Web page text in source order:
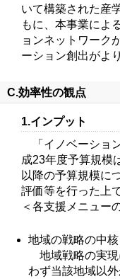
いて構築された産
もに、本事業によ
ョンネットワーク
ーション創出がよ
C.効率性の観点
1.インプット
「イノベーショ
成23年度予算規模
以降の予算規模に
評価等を行った上
＜各支援メニュー
地域の戦略の中
地域戦略の実現
わず当該地域以